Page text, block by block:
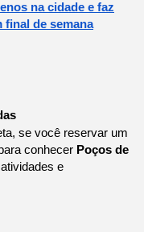
na cidade e faz
de semana
se você reservar um
conhecer Poços de
e